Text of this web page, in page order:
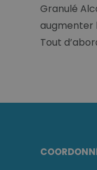
Granulé
augmenter
Tout